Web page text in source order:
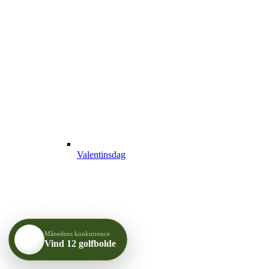
Valentinsdag
Månedens konkurrence
Vind 12 golfbolde